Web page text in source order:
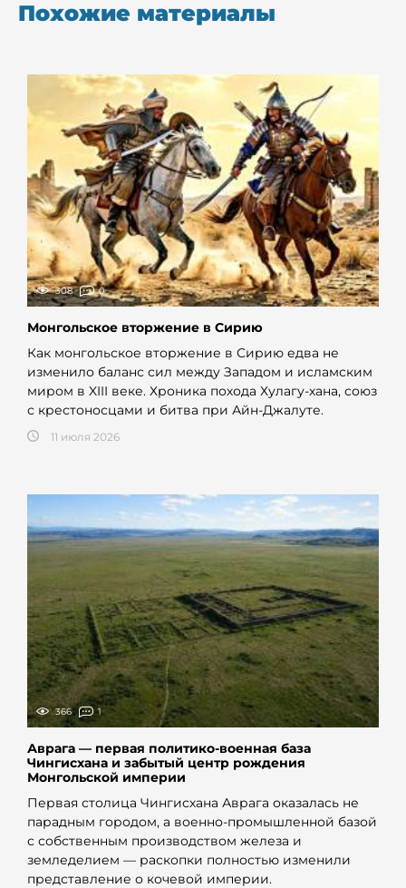
Похожие материалы
308 0
Монгольское вторжение в Сирию
Как монгольское вторжение в Сирию едва не
изменило баланс сил между Западом и исламским
миром в XIII веке. Хроника похода Хулагу-хана, союз
с крестоносцами и битва при Айн-Джалуте.
11 июля 2026
366 1
Аврага — первая политико-военная база
Чингисхана и забытый центр рождения
Монгольской империи
Первая столица Чингисхана Аврага оказалась не
парадным городом, а военно-промышленной базой
с собственным производством железа и
земледелием — раскопки полностью изменили
представление о кочевой империи.